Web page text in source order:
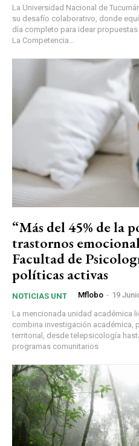
La Universidad Nacional de
su desafío colaborativo, donde
día completo para idear
La Competencia...
“Más del 45% de la
trastornos
Facultad de
políticas activas
NOTICIAS UNT Mflobo - 19
La mencionada unidad académica
combina investigación académica,
territorial, desde telepsicología
programas comunitarios